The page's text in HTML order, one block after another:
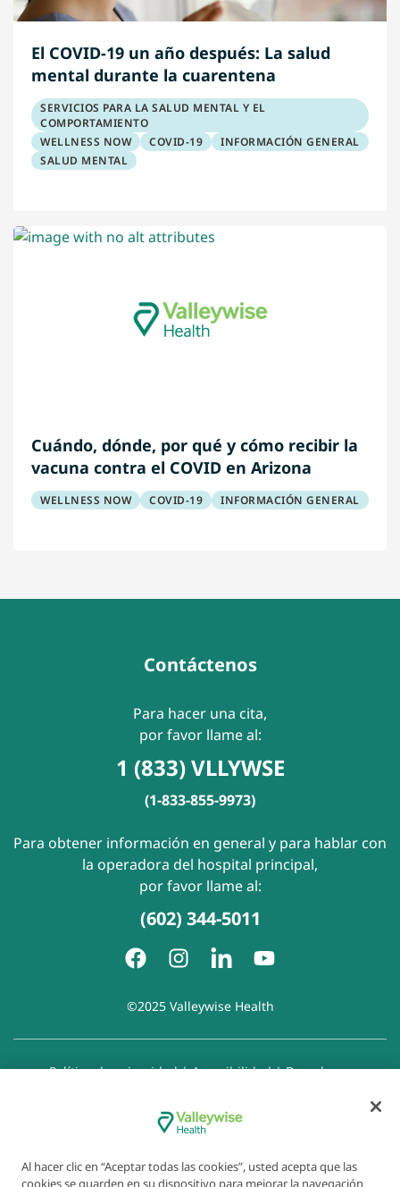
El COVID-19 un año después: La salud
mental durante la cuarentena
SERVICIOS PARA LA SALUD MENTAL Y EL
COMPORTAMIENTO
WELLNESS NOW
COVID-19
INFORMACIÓN GENERAL
SALUD MENTAL
Cuándo, dónde, por qué y cómo recibir la
vacuna contra el COVID en Arizona
WELLNESS NOW COVID-19 INFORMACIÓN GENERAL
Contáctenos
Para hacer una cita,
por favor llame al:
1 (833) VLLYWSE
(1-833-855-9973)
Para obtener información en general y para hablar con
la operadora del hospital principal,
por favor llame al:
(602) 344-5011
©2025 Valleywise Health
Política de privacidad|Accesibilidad|Derechos y
Aviso de Prohibición de la Discriminación
Exención de responsabilidad con respecto a sitios web
Al hacer clic en “Aceptar todas las cookies”, usted acepta que las
cookies se guarden en su dispositivo para mejorar la navegación